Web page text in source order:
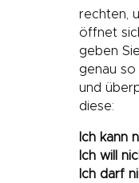
rechten,
öffnet
geben
genau
und
diese:
Ich kann
Ich will
Ich darf